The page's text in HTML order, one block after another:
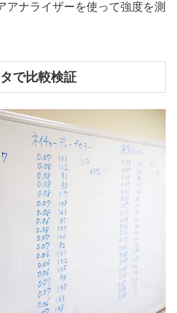
アナライザーを使って強度を測
で比較検証